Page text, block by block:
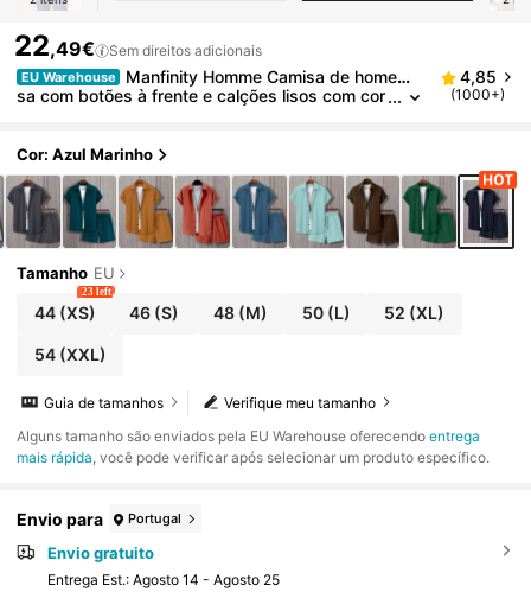
22,49€ Sem direitos adicionais
EU Warehouse
Manfinity Homme Camisa de homem li
sa com botões à frente e calções lisos com cor
4,85
(1000+)
Cor: Azul Marinho
Tamanho EU
44(XS)
23 left
46 (S) 48(M) 50(L) 52 (XL)
54(XXL)
Verifique meu tamanho
Guia de tamanhos
Alguns tamanho são enviados pela EU Warehouse oferecendoentrega
mais rápida, você pode verificar após selecionar um produto específico.
Envio para Portugal
Envio gratuito
Entrega Est.: Agosto 14 - Agosto 25